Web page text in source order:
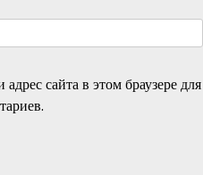
сайта в этом браузере для